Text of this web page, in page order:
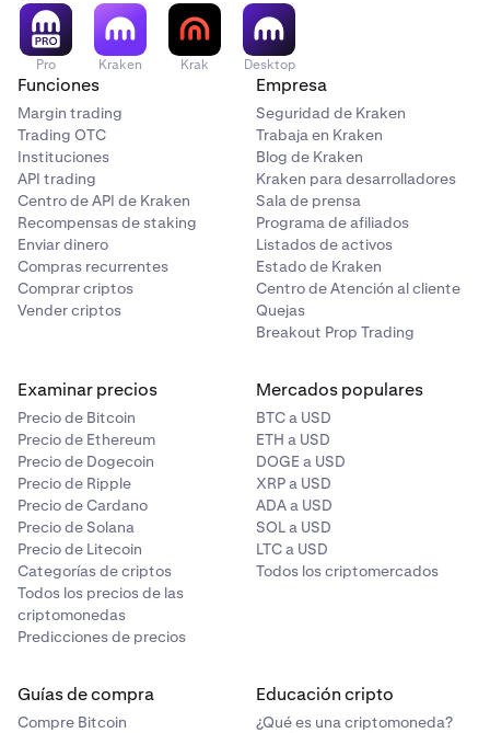
Pro Kraken Krak Desktop
Funciones
Margin trading
Trading OTC
Instituciones
API trading
Centro de API de Kraken
Recompensas de staking
Enviar dinero
Compras recurrentes
Comprar criptos
Vender criptos
Empresa
Seguridad de Kraken
Trabaja en Kraken
Blog de Kraken
Kraken para desarrolladores
Sala de prensa
Programa de afiliados
Listados de activos
Estado de Kraken
Centro de Atención al cliente
Quejas
Breakout Prop Trading
Examinar precios
Precio de Bitcoin
Precio de Ethereum
Precio de Dogecoin
Precio de Ripple
Precio de Cardano
Precio de Solana
Precio de Litecoin
Categorías de criptos
Todos los precios de las
criptomonedas
Predicciones de precios
Mercados populares
BTC a USD
ETH a USD
DOGE a USD
XRP a USD
ADA a USD
SOL a USD
LTC a USD
Todos los criptomercados
Guías de compra
Compre Bitcoin
Educación cripto
¿Qué es una criptomoneda?